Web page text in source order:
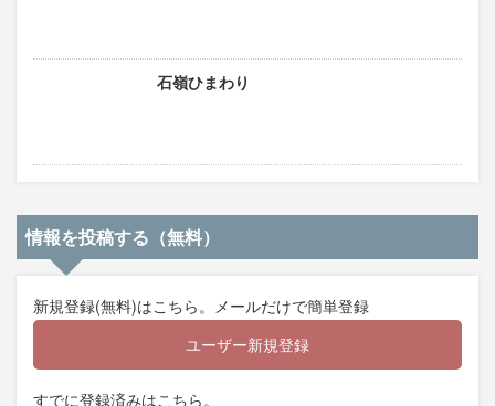
石嶺ひまわり
情報を投稿する（無料）
新規登録(無料)はこちら。メールだけで簡単登録
ユーザー新規登録
すでに登録済みはこちら。